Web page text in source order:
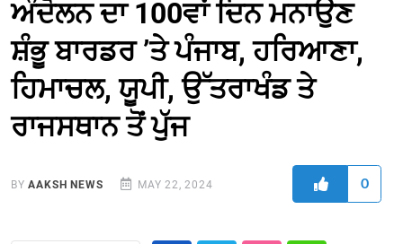
ਅੰਦੋਲਨ ਦਾ 100ਵਾਂ ਦਿਨ ਮਨਾਉਣ
ਸ਼ੰਭੂ ਬਾਰਡਰ ’ਤੇ ਪੰਜਾਬ, ਹਰਿਆਣਾ,
ਹਿਮਾਚਲ, ਯੂਪੀ, ਉੱਤਰਾਖੰਡ ਤੇ
ਰਾਜਸਥਾਨ ਤੋਂ ਪੁੱਜ
BYAAKSH NEWS MAY 22, 2024 0